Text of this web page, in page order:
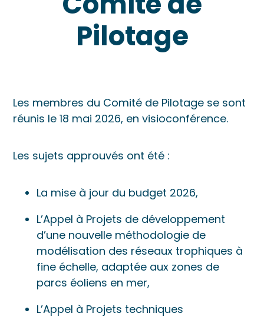
Pilotage
Les membres du Comité de Pilotage se sont
réunis le 18 mai 2026, en visioconférence.
Les sujets approuvés ont été :
La mise à jour du budget 2026,
L’Appel à Projets de développement
d’une nouvelle méthodologie de
modélisation des réseaux trophiques à
fine échelle, adaptée aux zones de
parcs éoliens en mer,
L’Appel à Projets techniques